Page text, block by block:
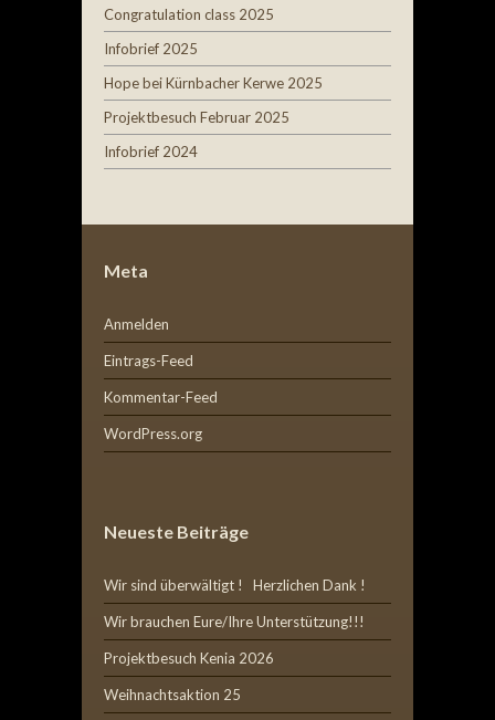
Congratulation class 2025
Infobrief 2025
Hope bei Kürnbacher Kerwe 2025
Projektbesuch Februar 2025
Infobrief 2024
Meta
Anmelden
Eintrags-Feed
Kommentar-Feed
WordPress.org
Neueste Beiträge
Wir sind überwältigt ! Herzlichen Dank !
Wir brauchen Eure/Ihre Unterstützung!!!
Projektbesuch Kenia 2026
Weihnachtsaktion 25